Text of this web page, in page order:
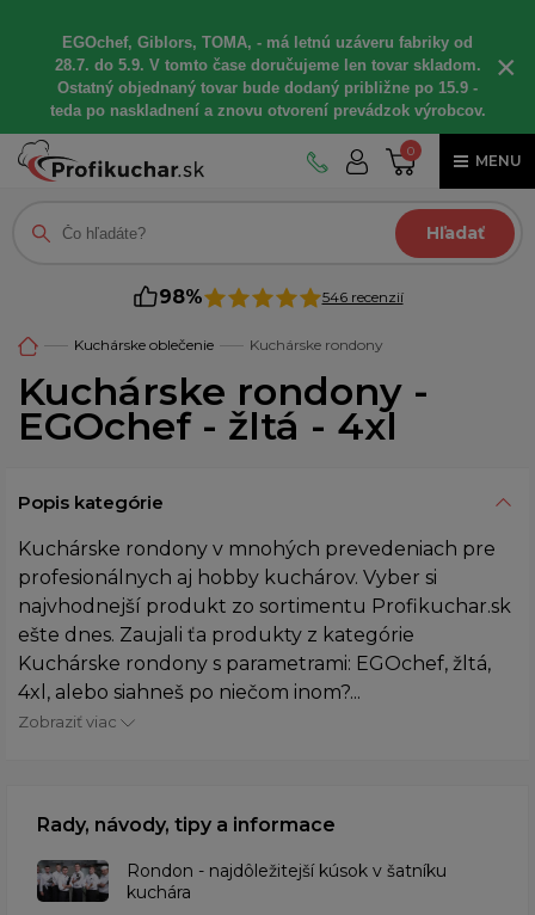
EGOchef, Giblors, TOMA, - má letnú uzáveru fabriky od
28.7. do 5.9. V tomto čase doručujeme len tovar skladom.
Ostatný objednaný tovar bude dodaný približne po 15.9 -
teda po naskladnení a znovu otvorení prevádzok výrobcov.
×
0
MENU
Hľadať
98% 546 recenzií
Kuchárske oblečenie Kuchárske rondony
Kuchárske rondony -
EGOchef - žltá - 4xl
Popis kategórie
Kuchárske rondony v mnohých prevedeniach pre
profesionálnych aj hobby kuchárov. Vyber si
najvhodnejší produkt zo sortimentu Profikuchar.sk
ešte dnes. Zaujali ťa produkty z kategórie
Kuchárske rondony s parametrami: EGOchef, žltá,
4xl, alebo siahneš po niečom inom?...
Zobraziť viac
Rady, návody, tipy a informace
Rondon - najdôležitejší kúsok v šatníku
kuchára